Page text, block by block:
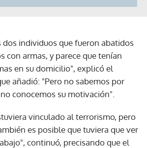
dos individuos que fueron abatidos
con armas, y parece que tenían
en su domicilio", explicó el
añadió: "Pero no sabemos por
conocemos su motivación".
vinculado al terrorismo, pero
es posible que tuviera que ver
continuó, precisando que el